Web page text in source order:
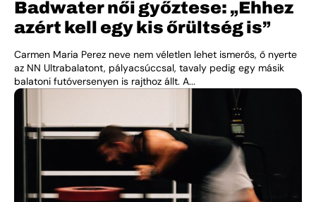
Badwater női győztese: „Ehhez
azért kell egy kis őrültség is”
Carmen Maria Perez neve nem véletlen lehet ismerős, ő nyerte
az NN Ultrabalatont, pályacsúccsal, tavaly pedig egy másik
balatoni futóversenyen is rajthoz állt. A...